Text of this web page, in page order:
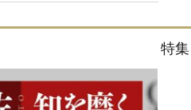
特集